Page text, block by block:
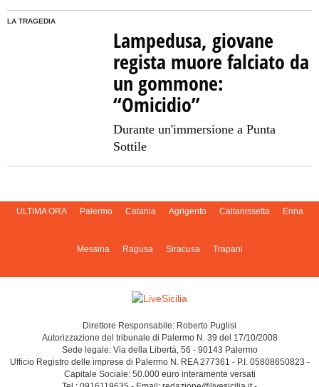
LA TRAGEDIA
Lampedusa, giovane
regista muore falciato da
un gommone:
“Omicidio”
Durante un'immersione a Punta
Sottile
ULTIMA ORA Palermo Catania Agrigento Caltanissetta Enna
Messina Ragusa Siracusa Trapani
Direttore Responsabile: Roberto Puglisi
Autorizzazione del tribunale di Palermo N. 39 del 17/10/2008
Sede legale: Via della Libertà, 56 - 90143 Palermo
Ufficio Registro delle imprese di Palermo N. REA 277361 - P.I. 05808650823 -
Capitale Sociale: 50.000 euro interamente versati